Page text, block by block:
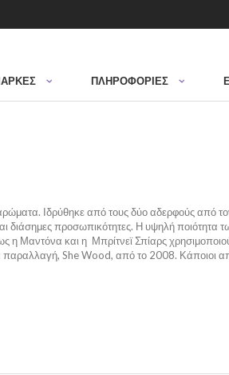
ΠΛΗΡΟΦΟΡΙΕΣ
Ιδρύθηκε από τους δύο αδερφούς από
διάσημες προσωπικότητες. Η υψηλή ποιότητα
η Μαντόνα και η Μπρίτνεϊ Σπίαρς
She Wood, από το 2008. Κάποιοι